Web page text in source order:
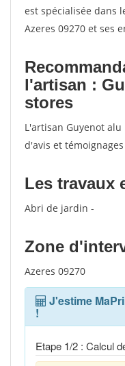
est spécialisée dans
Azeres 09270 et ses
l'artisan :
stores
L'artisan Guyenot
d'avis et témoignages
Les travaux
Abri de jardin -
Zone
Azeres 09270